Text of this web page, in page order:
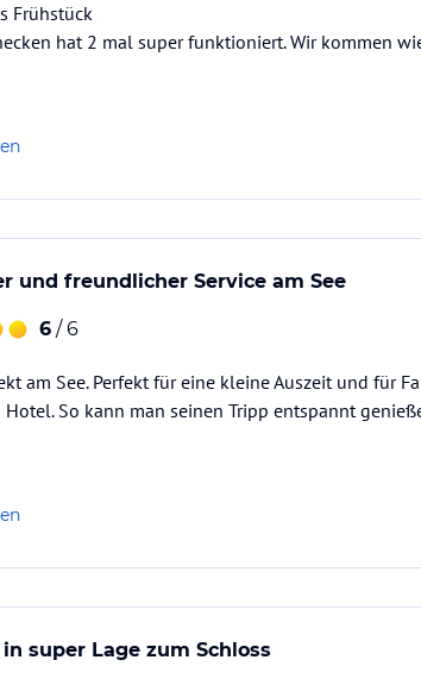
Frühstück
hat 2 mal super funktioniert. Wir kommen
und freundlicher Service am See
6 / 6
am See. Perfekt für eine kleine Auszeit und für
So kann man seinen Tripp entspannt
super Lage zum Schloss